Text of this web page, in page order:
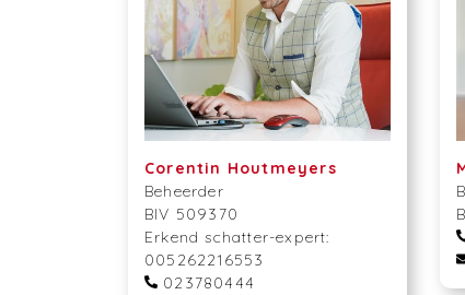
Corentin Houtmeyers
Beheerder
BIV 509370
Erkend schatter-expert:
005262216553
023780444